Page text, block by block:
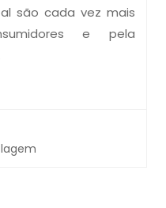
são cada vez mais
e pela